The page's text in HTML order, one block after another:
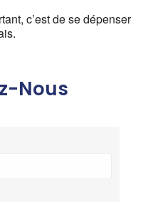
c’est de se dépenser
Nous